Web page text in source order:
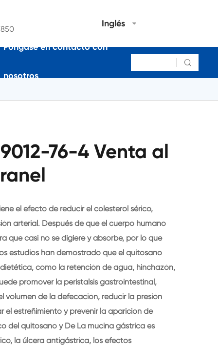
Inglés
Póngase en contacto con
nosotros

76-4 Venta al
el efecto de reducir el colesterol sérico,
arterial. Después de que el cuerpo humano
que casi no se digiere y absorbe, por lo que
estudios han demostrado que el quitosano
como la retención de agua, hinchazón,
promover la peristalsis gastrointestinal,
volumen de la defecación, reducir la presión
el estreñimiento y prevenir la aparición de
del quitosano y De La mucina gástrica es
la úlcera antigástrica, los efectos